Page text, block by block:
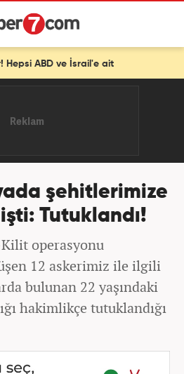
şehitlerimize
Tutuklandı!
operasyonu
12 askerimiz ile ilgili
bulunan 22 yaşındaki
hakimlikçe tutuklandığı